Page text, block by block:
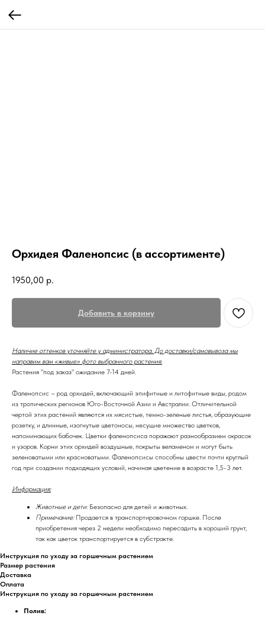
Орхидея Фаленопсис (в ассортименте)
1950,00 р.
Добавить в корзину
Наличие оттенков уточняйте у администратора. До доставки/самовывоза мы
направим вам «живые» фото выбранного растения.
Растения "под заказ" ожидание 7-14 дней.
Фаленопсис – род орхидей, включающий эпифитные и литофитные виды, родом
из тропических регионов Юго-Восточной Азии и Австралии. Отличительной
чертой этих растений являются их мясистые, темно-зеленые листья, образующие
розетку, и длинные, изогнутые цветоносы, несущие множество цветков,
напоминающих бабочек. Цветки фаленопсиса поражают разнообразием окрасок
и узоров. Корни этих орхидей воздушные, покрыты веламеном и могут быть
зеленоватыми или красноватыми. Фаленопсисы способны цвести почти круглый
год при создании подходящих условий, начиная цветение в возрасте 1,5-3 лет.
Информация:
Животные и дети: Безопасно для детей и животных.
Примечание: Продается в транспортировочном горшке. После
приобретения через 2 недели необходимо пересадить в хороший грунт,
так как цветок транспортируется в субстракте.
Инструкция по уходу за горшечным растением
Размер растения
Доставка
Оплата
Инструкция по уходу за горшечным растением
Полив: